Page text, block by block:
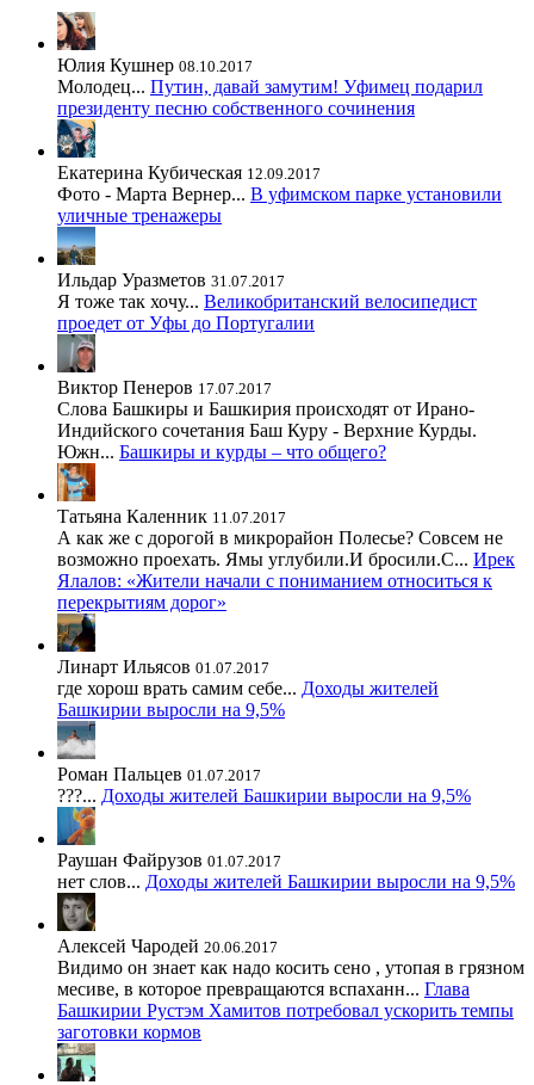
Юлия Кушнер 08.10.2017
Молодец... Путин, давай замутим! Уфимец подарил
президенту песню собственного сочинения
Екатерина Кубическая 12.09.2017
Фото - Марта Вернер... В уфимском парке установили
уличные тренажеры
Ильдар Уразметов 31.07.2017
Я тоже так хочу... Великобританский велосипедист
проедет от Уфы до Португалии
Виктор Пенеров 17.07.2017
Слова Башкиры и Башкирия происходят от Ирано-
Индийского сочетания Баш Куру - Верхние Курды.
Южн... Башкиры и курды – что общего?
Татьяна Каленник 11.07.2017
А как же с дорогой в микрорайон Полесье? Совсем не
возможно проехать. Ямы углубили.И бросили.С... Ирек
Ялалов: «Жители начали с пониманием относиться к
перекрытиям дорог»
Линарт Ильясов 01.07.2017
где хорош врать самим себе... Доходы жителей
Башкирии выросли на 9,5%
Роман Пальцев 01.07.2017
???... Доходы жителей Башкирии выросли на 9,5%
Раушан Файрузов 01.07.2017
нет слов... Доходы жителей Башкирии выросли на 9,5%
Алексей Чародей 20.06.2017
Видимо он знает как надо косить сено , утопая в грязном
месиве, в которое превращаются вспаханн... Глава
Башкирии Рустэм Хамитов потребовал ускорить темпы
заготовки кормов